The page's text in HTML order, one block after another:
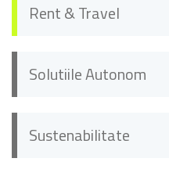
Rent & Travel
Solutiile Autonom
Sustenabilitate